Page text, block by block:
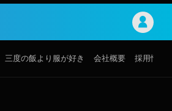
三度の飯より服が好き 会社概要 採用情報